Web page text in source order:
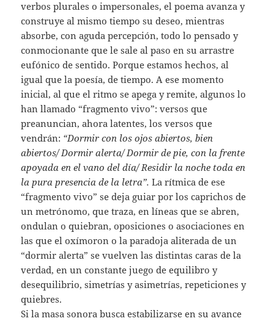
verbos plurales o impersonales, el poema avanza y
construye al mismo tiempo su deseo, mientras
absorbe, con aguda percepción, todo lo pensado y
conmocionante que le sale al paso en su arrastre
eufónico de sentido. Porque estamos hechos, al
igual que la poesía, de tiempo. A ese momento
inicial, al que el ritmo se apega y remite, algunos lo
han llamado “fragmento vivo”: versos que
preanuncian, ahora latentes, los versos que
vendrán: “Dormir con los ojos abiertos, bien
abiertos/ Dormir alerta/ Dormir de pie, con la frente
apoyada en el vano del día/ Residir la noche toda en
la pura presencia de la letra”. La rítmica de ese
“fragmento vivo” se deja guiar por los caprichos de
un metrónomo, que traza, en líneas que se abren,
ondulan o quiebran, oposiciones o asociaciones en
las que el oxímoron o la paradoja aliterada de un
“dormir alerta” se vuelven las distintas caras de la
verdad, en un constante juego de equilibro y
desequilibrio, simetrías y asimetrías, repeticiones y
quiebres.
Si la masa sonora busca estabilizarse en su avance